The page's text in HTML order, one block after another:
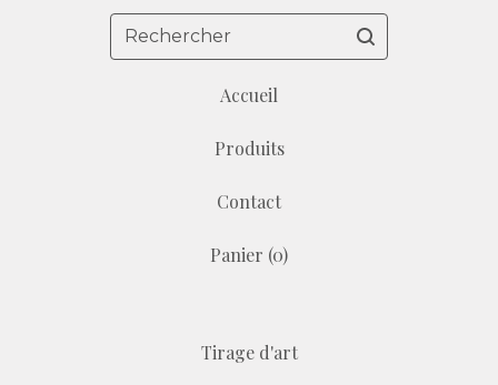
Rechercher
Accueil
Produits
Contact
Panier (0)
Tirage d'art